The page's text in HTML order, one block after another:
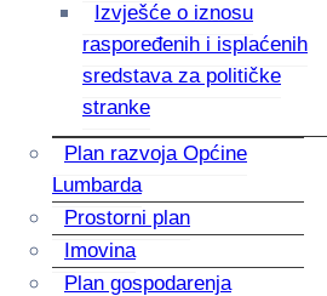
Izvješće o iznosu
raspoređenih i isplaćenih
sredstava za političke
stranke
Plan razvoja Općine
Lumbarda
Prostorni plan
Imovina
Plan gospodarenja